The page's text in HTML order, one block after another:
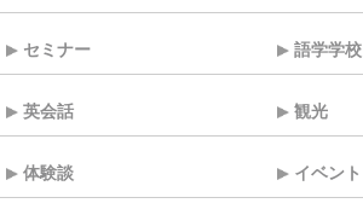
セミナー 語学学校
英会話 観光
体験談 イベント